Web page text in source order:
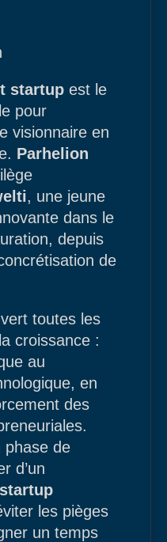
startup est le
pour
visionnaire en
Parhelion
, une jeune
dans le
depuis
de
toutes les
croissance :
au
en
des
phase de
d’un
les pièges
un temps